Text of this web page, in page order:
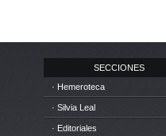
SECCIONES
· Hemeroteca
· Silvia Leal
· Editoriales